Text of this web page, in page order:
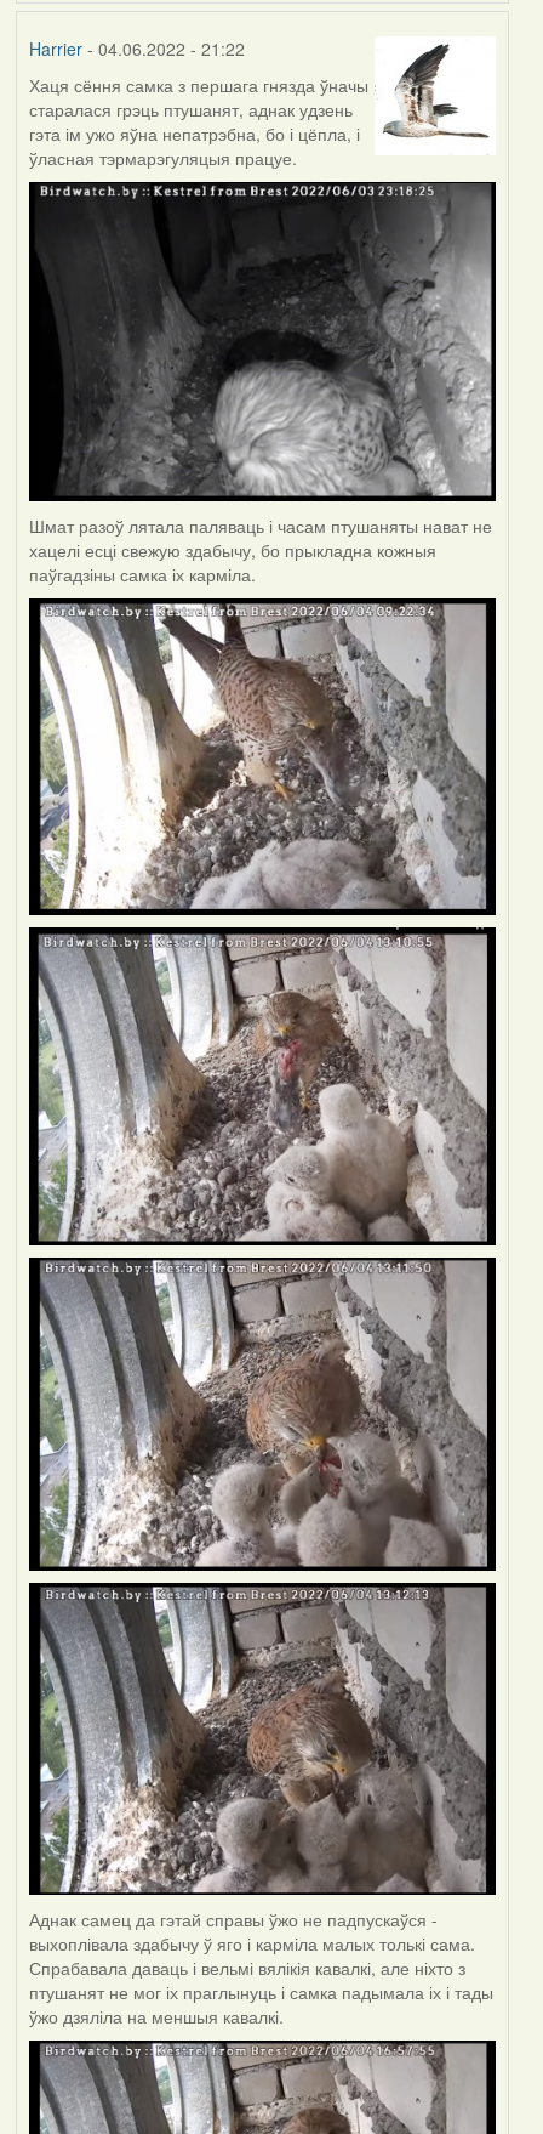
Harrier- 04.06.2022 - 21:22
Хаця сёння самка з першага гнязда ўначы
старалася грэць птушанят, аднак удзень
гэта ім ужо яўна непатрэбна, бо і цёпла, і
ўласная тэрмарэгуляцыя працуе.
Шмат разоў лятала паляваць і часам птушаняты нават не
хацелі есці свежую здабычу, бо прыкладна кожныя
паўгадзіны самка іх карміла.
Аднак самец да гэтай справы ўжо не падпускаўся -
выхоплівала здабычу ў яго і карміла малых толькі сама.
Спрабавала даваць і вельмі вялікія кавалкі, але ніхто з
птушанят не мог іх праглынуць і самка падымала іх і тады
ўжо дзяліла на меншыя кавалкі.